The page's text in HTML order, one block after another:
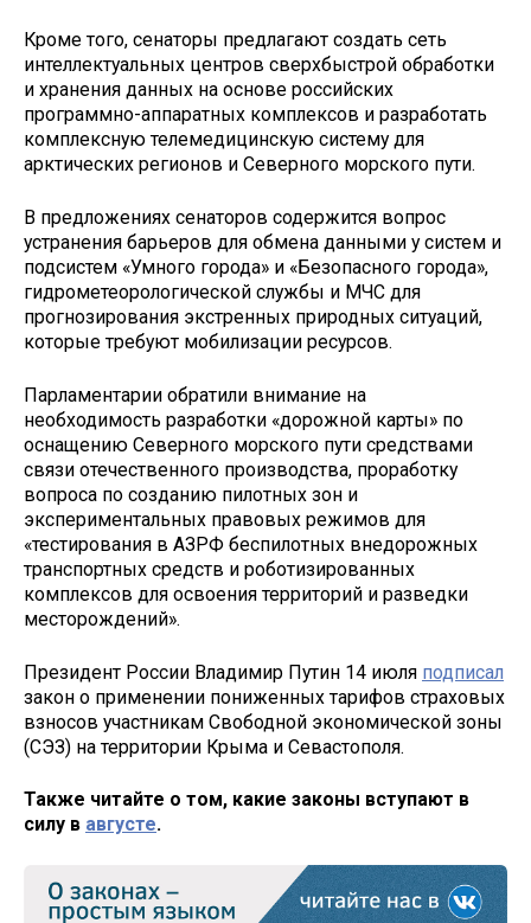
Кроме того, сенаторы предлагают создать сеть
интеллектуальных центров сверхбыстрой обработки
и хранения данных на основе российских
программно-аппаратных комплексов и разработать
комплексную телемедицинскую систему для
арктических регионов и Северного морского пути.
В предложениях сенаторов содержится вопрос
устранения барьеров для обмена данными у систем и
подсистем «Умного города» и «Безопасного города»,
гидрометеорологической службы и МЧС для
прогнозирования экстренных природных ситуаций,
которые требуют мобилизации ресурсов.
Парламентарии обратили внимание на
необходимость разработки «дорожной карты» по
оснащению Северного морского пути средствами
связи отечественного производства, проработку
вопроса по созданию пилотных зон и
экспериментальных правовых режимов для
«тестирования в АЗРФ беспилотных внедорожных
транспортных средств и роботизированных
комплексов для освоения территорий и разведки
месторождений».
Президент России Владимир Путин 14 июля подписал
закон о применении пониженных тарифов страховых
взносов участникам Свободной экономической зоны
(СЭЗ) на территории Крыма и Севастополя.
Также читайте о том, какие законы вступают в
силу в августе.